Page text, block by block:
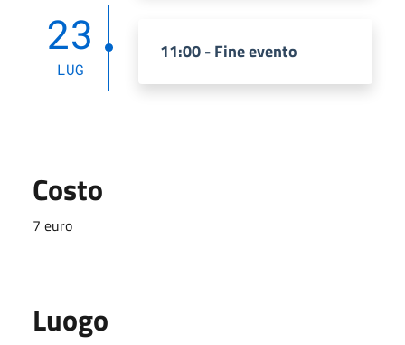
23
LUG
11:00 - Fine evento
Costo
7 euro
Luogo